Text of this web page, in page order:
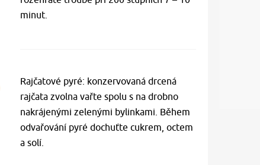
minut.
Rajčatové pyré: konzervovaná drcená
rajčata zvolna vařte spolu s na drobno
nakrájenými zelenými bylinkami. Během
odvařování pyré dochuťte cukrem, octem
a solí.